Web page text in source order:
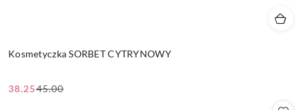
Kosmetyczka SORBET CYTRYNOWY
Cena
38.25
Cena
45.00